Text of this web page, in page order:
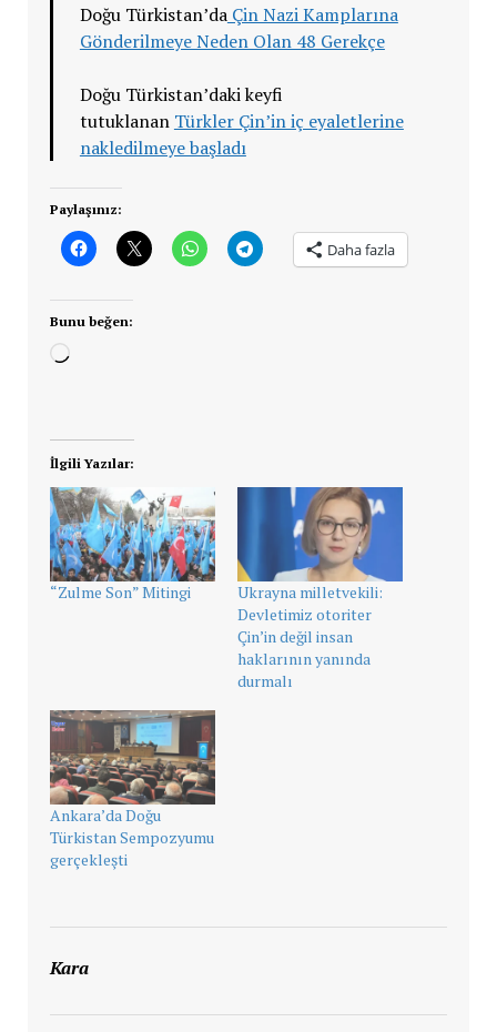
Doğu Türkistan’daÇin Nazi Kamplarına
Gönderilmeye Neden Olan 48 Gerekçe
Doğu Türkistan’daki keyfi
tutuklanan Türkler Çin’in iç eyaletlerine
nakledilmeye başladı
Paylaşınız:
Daha fazla
Bunu beğen:
Yükleniyor...
İlgili Yazılar:
“Zulme Son” Mitingi
Ukrayna milletvekili:
Devletimiz otoriter
Çin’in değil insan
haklarının yanında
durmalı
Ankara’da Doğu
Türkistan Sempozyumu
gerçekleşti
Kara